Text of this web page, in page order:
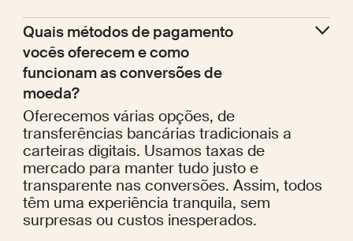
Quais métodos de pagamento
vocês oferecem e como
funcionam as conversões de
moeda?
Oferecemos várias opções, de
transferências bancárias tradicionais a
carteiras digitais. Usamos taxas de
mercado para manter tudo justo e
transparente nas conversões. Assim, todos
têm uma experiência tranquila, sem
surpresas ou custos inesperados.